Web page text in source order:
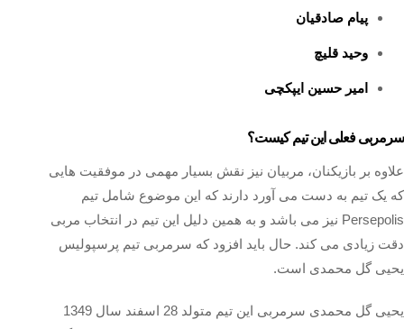
پیام صادقیان
وحید قلیچ
امیر حسین ایپکچی
سرمربی فعلی این تیم کیست؟
علاوه بر بازیکنان، مربیان نیز نقش بسیار مهمی در موفقیت هایی
که یک تیم به دست می‌ آورد دارند که این موضوع شامل تیم
Persepolis نیز می‌ باشد و به همین دلیل این تیم در انتخاب مربی
دقت زیادی می‌ کند. حال باید افزود که سرمربی تیم پرسپولیس
یحیی گل محمدی است.
یحیی گل‌ محمدی سرمربی این تیم متولد 28 اسفند سال 1349